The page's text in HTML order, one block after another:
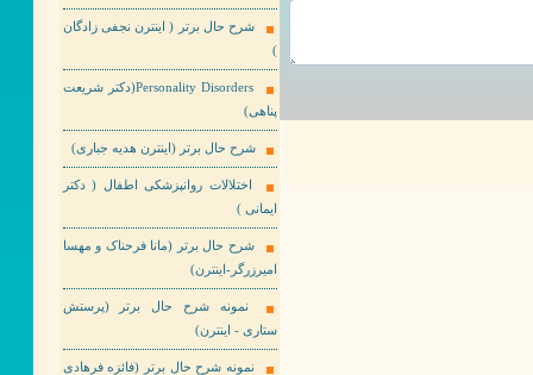
شرح حال برتر ( اینترن نجفی زادگان
)
Personality Disorders(دکتر شریعت
پناهی)
شرح حال برتر (اینترن هدیه جباری)
اختلالات روانپزشکی اطفال ( دکتر
ایمانی )
شرح حال برتر (مانا فرحناک و مهسا
امیرزرگر-اینترن)
نمونه شرح حال برتر (پرستش
ستاری - اینترن)
نمونه شرح حال برتر (فائزه فرهادی